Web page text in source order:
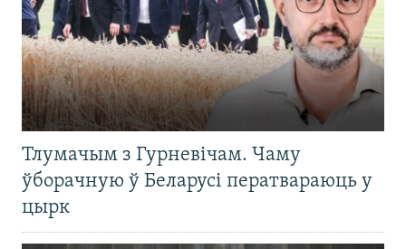
Тлумачым з Гурневічам. Чаму
ўборачную ў Беларусі ператвараюць у
цырк